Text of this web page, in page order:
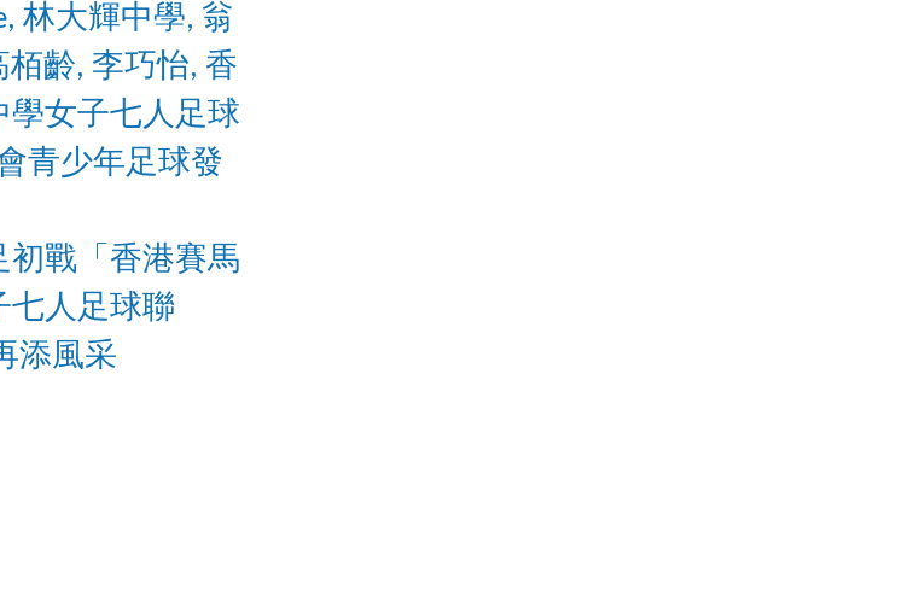
初戰「香港賽馬
七人足球聯
添風采